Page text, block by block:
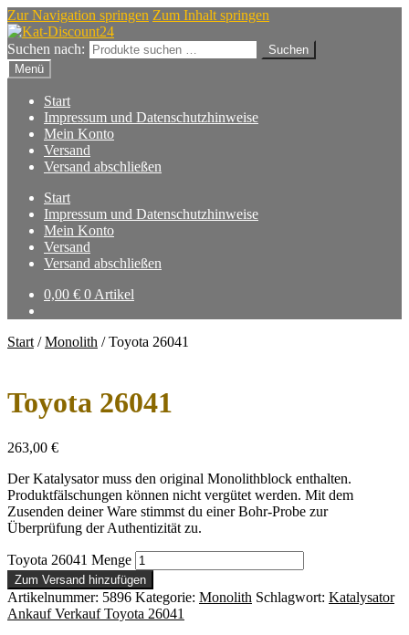
Zur Navigation springen Zum Inhalt springen
Suchen nach:
Suchen
Menü
Start
Impressum und Datenschutzhinweise
Mein Konto
Versand
Versand abschließen
Start
Impressum und Datenschutzhinweise
Mein Konto
Versand
Versand abschließen
0,00 € 0 Artikel
Start /Monolith /Toyota 26041
Toyota 26041
263,00 €
Der Katalysator muss den original Monolithblock enthalten.
Produktfälschungen können nicht vergütet werden. Mit dem
Zusenden deiner Ware stimmst du einer Bohr-Probe zur
Überprüfung der Authentizität zu.
Toyota 26041 Menge
Zum Versand hinzufügen
Artikelnummer: 5896 Kategorie: Monolith Schlagwort: Katalysator
Ankauf Verkauf Toyota 26041